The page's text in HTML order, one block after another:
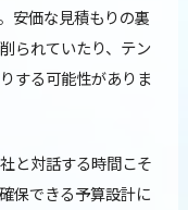
安価な見積もりの裏
られていたり、テン
する可能性がありま
と対話する時間こそ
保できる予算設計に